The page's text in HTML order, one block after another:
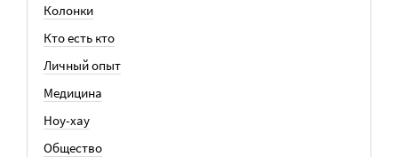
Колонки
Кто есть кто
Личный опыт
Медицина
Ноу-хау
Общество